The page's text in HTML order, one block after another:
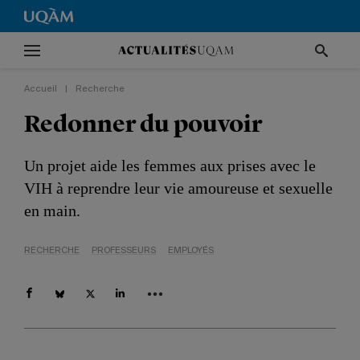
Accueil Recherche
Redonner du pouvoir
Un projet aide les femmes aux prises avec le
VIH à reprendre leur vie amoureuse et sexuelle
en main.
RECHERCHE PROFESSEURS EMPLOYÉS